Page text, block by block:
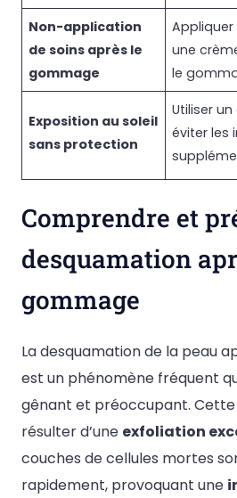
Non-application
de soins après le
gommage
une
le
Exposition au soleil
sans protection
Utiliser
éviter les
Comprendre et
desquamation
gommage
La desquamation de la peau
est un phénomène fréquent
gênant et préoccupant.
résulter d’une exfoliation
couches de cellules mortes
rapidement, provoquant une